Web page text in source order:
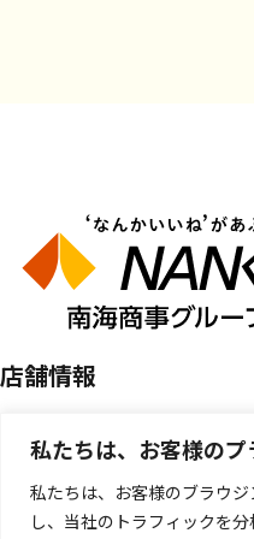
私たちは、お客様の
私たちは、お客様のブラウ
し、当社のトラフィックを
店舗情報
店舗を探す
開催中のPOP UP SHOP